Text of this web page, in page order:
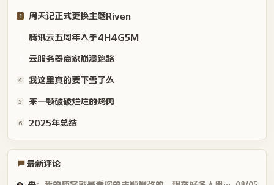
1 周天记正式更换主题Riven
腾讯云五周年入手4H4G5M
云服务器商家崩溃跑路
4 我这里真的要下雪了么
5 来一顿破破烂烂的烤肉
6 2025年总结
最新评论